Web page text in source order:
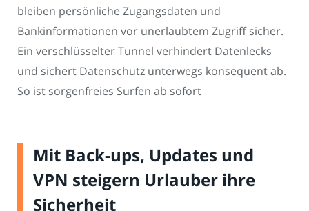
bleiben persönliche Zugangsdaten und
Bankinformationen vor unerlaubtem Zugriff sicher.
Ein verschlüsselter Tunnel verhindert Datenlecks
und sichert Datenschutz unterwegs konsequent ab.
So ist sorgenfreies Surfen ab sofort
Mit Back-ups, Updates und
VPN steigern Urlauber ihre
Sicherheit